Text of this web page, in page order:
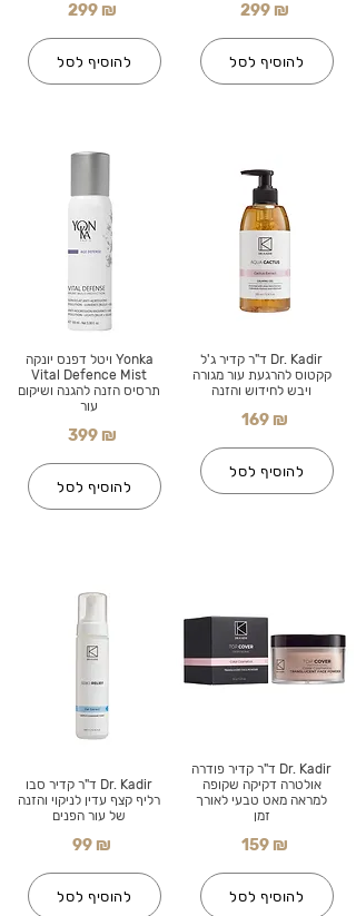
299 ₪
להוסיף לסל
Yonka ויטל דפנס יונקה
Vital Defence Mist
תרסיס הזנה להגנה ושיקום
עור
399 ₪
להוסיף לסל
Dr. Kadir ד"ר קדיר סבו
רליף קצף עדין לניקוי והזנה
של עור הפנים
99 ₪
להוסיף לסל
299 ₪
להוסיף לסל
Dr. Kadir ד"ר קדיר ג'ל
קקטוס להרגעת עור מגורה
ויבש לחידוש והזנה
169 ₪
להוסיף לסל
Dr. Kadir ד"ר קדיר פודרה
אולטרה דקיקה שקופה
למראה מאט טבעי לאורך
זמן
159 ₪
להוסיף לסל